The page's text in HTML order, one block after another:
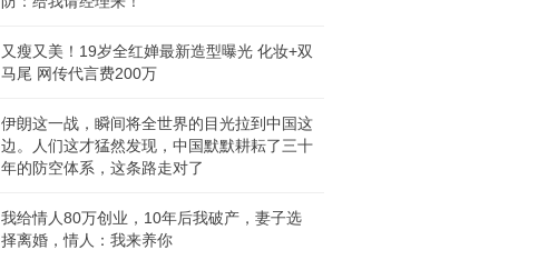
又瘦又美！19岁全红婵最新造型曝光 化妆+双
马尾 网传代言费200万
伊朗这一战，瞬间将全世界的目光拉到中国这
边。人们这才猛然发现，中国默默耕耘了三十
年的防空体系，这条路走对了
我给情人80万创业，10年后我破产，妻子选
择离婚，情人：我来养你